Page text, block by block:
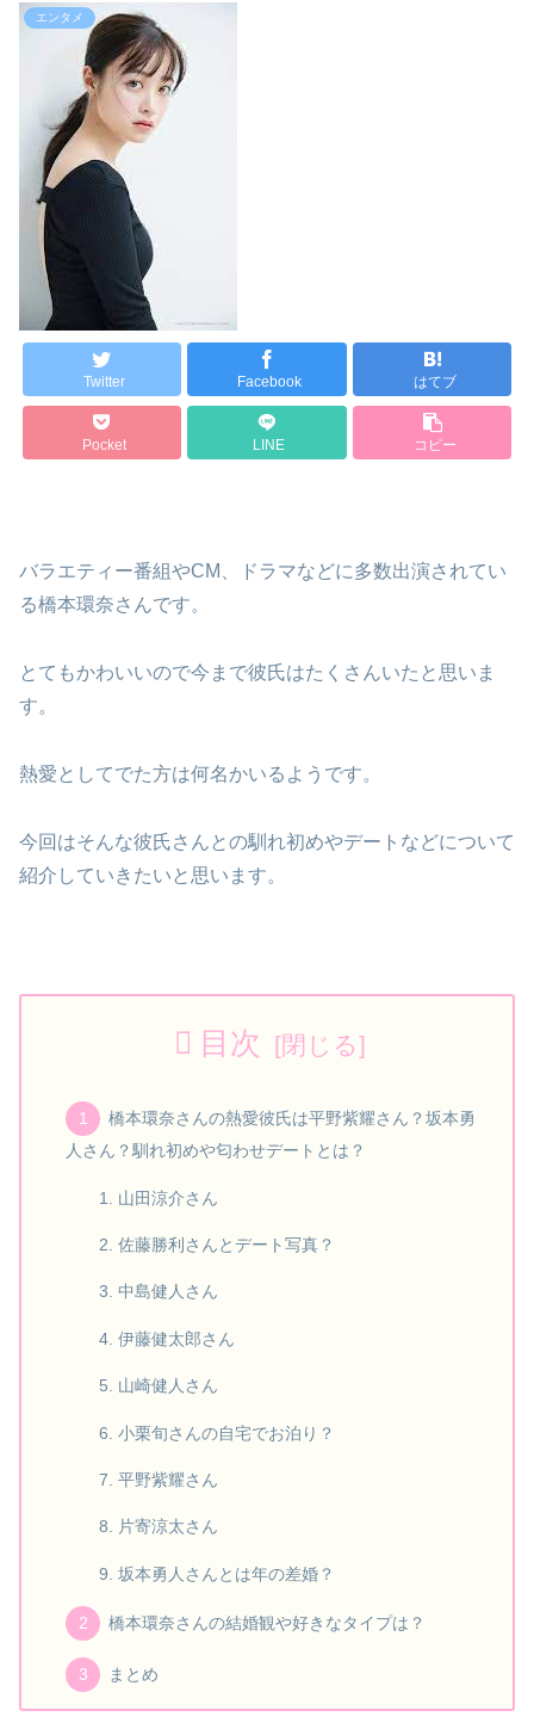
エンタメ
Twitter Facebook はてブ
Pocket LINE コピー
バラエティー番組やCM、ドラマなどに多数出演されてい
る橋本環奈さんです。
とてもかわいいので今まで彼氏はたくさんいたと思いま
す。
熱愛としてでた方は何名かいるようです。
今回はそんな彼氏さんとの馴れ初めやデートなどについて
紹介していきたいと思います。
目次
橋本環奈さんの熱愛彼氏は平野紫耀さん？坂本勇
人さん？馴れ初めや匂わせデートとは？
山田涼介さん
佐藤勝利さんとデート写真？
中島健人さん
伊藤健太郎さん
山崎健人さん
小栗旬さんの自宅でお泊り？
平野紫耀さん
片寄涼太さん
坂本勇人さんとは年の差婚？
橋本環奈さんの結婚観や好きなタイプは？
まとめ